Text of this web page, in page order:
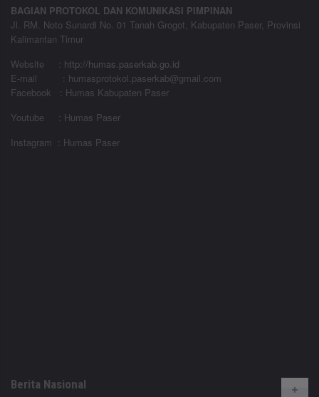
BAGIAN PROTOKOL DAN KOMUNIKASI PIMPINAN
Jl. RM. Noto Sunardi No. 01 Tanah Grogot, Kabupaten Paser, Provinsi
Kalimantan Timur
Website
: http://humas.paserkab.go.id
E-mail : humasprotokol.paserkab@gmail.com
Facebook : Humas Kabupaten Paser
Youtube : Humas Paser
Instagram : Humas Paser
Berita Nasional